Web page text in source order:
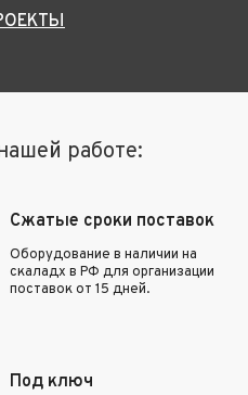
работе:
Сжатые сроки поставок
Оборудование в наличии на
скаладх в РФ для организации
поставок от 15 дней.
Под ключ